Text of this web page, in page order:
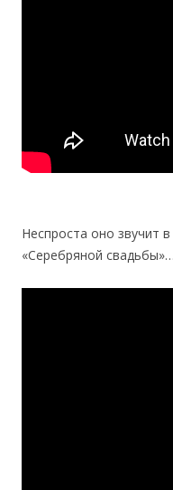
Неспроста оно звучит
«Серебряной свадьбы»…